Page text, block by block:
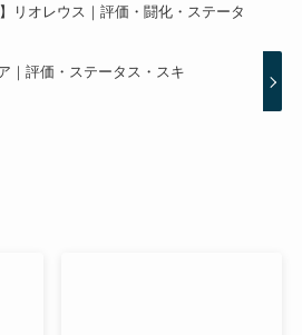
】リオレウス｜評価・闘化・ステータ
｜評価・ステータス・スキ